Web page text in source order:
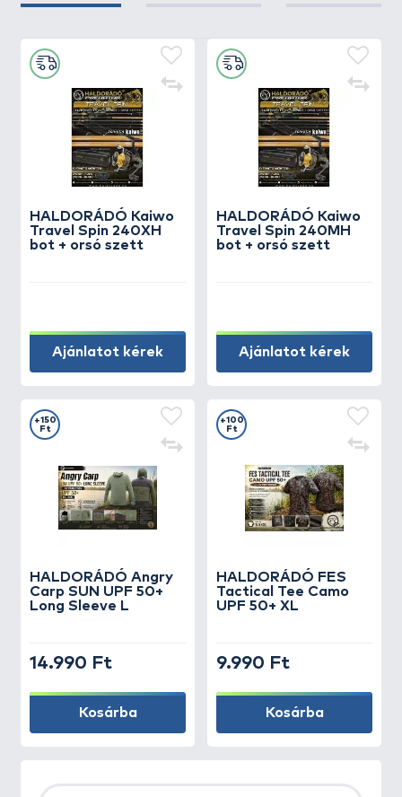
HALDORÁDÓ Kaiwo
Travel Spin 240XH
bot + orsó szett
Ajánlatot kérek
HALDORÁDÓ Kaiwo
Travel Spin 240MH
bot + orsó szett
Ajánlatot kérek
HALDORÁDÓ Angry
Carp SUN UPF 50+
Long Sleeve L
+150
Ft
14.990 Ft
Kosárba
HALDORÁDÓ FES
Tactical Tee Camo
UPF 50+ XL
+100
Ft
9.990 Ft
Kosárba